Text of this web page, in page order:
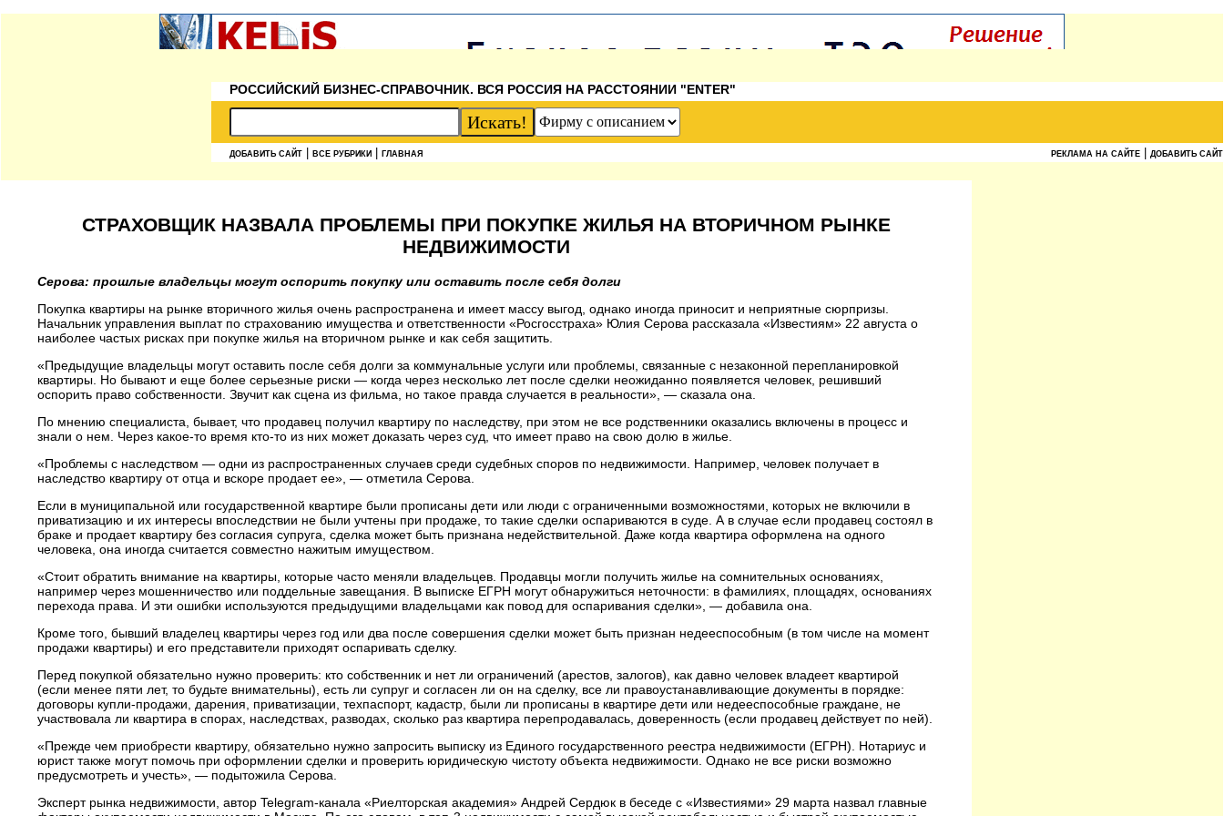
РОССИЙСКИЙ БИЗНЕС-СПРАВОЧНИК. ВСЯ РОССИЯ НА РАССТОЯНИИ "ENTER"
ДОБАВИТЬ САЙТ ВСЕ РУБРИКИ ГЛАВНАЯ РЕКЛАМА НА САЙТЕ ДОБАВИТЬ САЙТ
СТРАХОВЩИК НАЗВАЛА ПРОБЛЕМЫ ПРИ ПОКУПКЕ ЖИЛЬЯ НА ВТОРИЧНОМ РЫНКЕ
НЕДВИЖИМОСТИ
Серова: прошлые владельцы могут оспорить покупку или оставить после себя долги
Покупка квартиры на рынке вторичного жилья очень распространена и имеет массу выгод, однако иногда приносит и неприятные сюрпризы.
Начальник управления выплат по страхованию имущества и ответственности «Росгосстраха» Юлия Серова рассказала «Известиям» 22 августа о
наиболее частых рисках при покупке жилья на вторичном рынке и как себя защитить.
«Предыдущие владельцы могут оставить после себя долги за коммунальные услуги или проблемы, связанные с незаконной перепланировкой
квартиры. Но бывают и еще более серьезные риски — когда через несколько лет после сделки неожиданно появляется человек, решивший
оспорить право собственности. Звучит как сцена из фильма, но такое правда случается в реальности», — сказала она.
По мнению специалиста, бывает, что продавец получил квартиру по наследству, при этом не все родственники оказались включены в процесс и
знали о нем. Через какое-то время кто-то из них может доказать через суд, что имеет право на свою долю в жилье.
«Проблемы с наследством — одни из распространенных случаев среди судебных споров по недвижимости. Например, человек получает в
наследство квартиру от отца и вскоре продает ее», — отметила Серова.
Если в муниципальной или государственной квартире были прописаны дети или люди с ограниченными возможностями, которых не включили в
приватизацию и их интересы впоследствии не были учтены при продаже, то такие сделки оспариваются в суде. А в случае если продавец состоял в
браке и продает квартиру без согласия супруга, сделка может быть признана недействительной. Даже когда квартира оформлена на одного
человека, она иногда считается совместно нажитым имуществом.
«Стоит обратить внимание на квартиры, которые часто меняли владельцев. Продавцы могли получить жилье на сомнительных основаниях,
например через мошенничество или поддельные завещания. В выписке ЕГРН могут обнаружиться неточности: в фамилиях, площадях, основаниях
перехода права. И эти ошибки используются предыдущими владельцами как повод для оспаривания сделки», — добавила она.
Кроме того, бывший владелец квартиры через год или два после совершения сделки может быть признан недееспособным (в том числе на момент
продажи квартиры) и его представители приходят оспаривать сделку.
Перед покупкой обязательно нужно проверить: кто собственник и нет ли ограничений (арестов, залогов), как давно человек владеет квартирой
(если менее пяти лет, то будьте внимательны), есть ли супруг и согласен ли он на сделку, все ли правоустанавливающие документы в порядке:
договоры купли-продажи, дарения, приватизации, техпаспорт, кадастр, были ли прописаны в квартире дети или недееспособные граждане, не
участвовала ли квартира в спорах, наследствах, разводах, сколько раз квартира перепродавалась, доверенность (если продавец действует по ней).
«Прежде чем приобрести квартиру, обязательно нужно запросить выписку из Единого государственного реестра недвижимости (ЕГРН). Нотариус и
юрист также могут помочь при оформлении сделки и проверить юридическую чистоту объекта недвижимости. Однако не все риски возможно
предусмотреть и учесть», — подытожила Серова.
Эксперт рынка недвижимости, автор Telegram-канала «Риелторская академия» Андрей Сердюк в беседе с «Известиями» 29 марта назвал главные